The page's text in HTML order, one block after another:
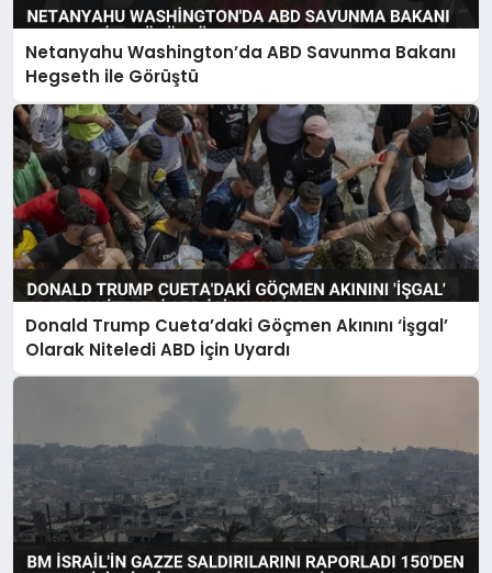
Netanyahu Washington’da ABD Savunma Bakanı
Hegseth ile Görüştü
Donald Trump Cueta’daki Göçmen Akınını ‘İşgal’
Olarak Niteledi ABD İçin Uyardı